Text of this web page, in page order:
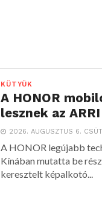
KÜTYÜK
A HONOR
lesznek az
2026. AUGUSZTUS 6.
A HONOR legújabb
Kínában mutatta be
keresztelt képalkotó...